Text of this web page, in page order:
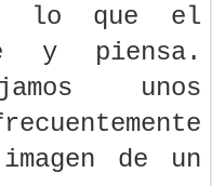
lo que el
y piensa.
unos
de un